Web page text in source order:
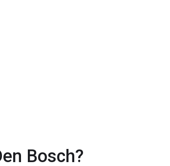
Bosch?